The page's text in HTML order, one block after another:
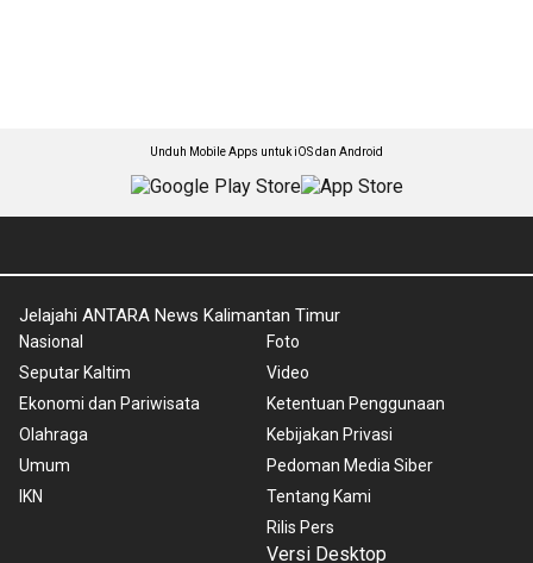
Unduh Mobile Apps untuk iOS dan Android
Jelajahi ANTARA News Kalimantan Timur
Nasional
Seputar Kaltim
Ekonomi dan Pariwisata
Olahraga
Umum
IKN
Foto
Video
Ketentuan Penggunaan
Kebijakan Privasi
Pedoman Media Siber
Tentang Kami
Rilis Pers
Versi Desktop